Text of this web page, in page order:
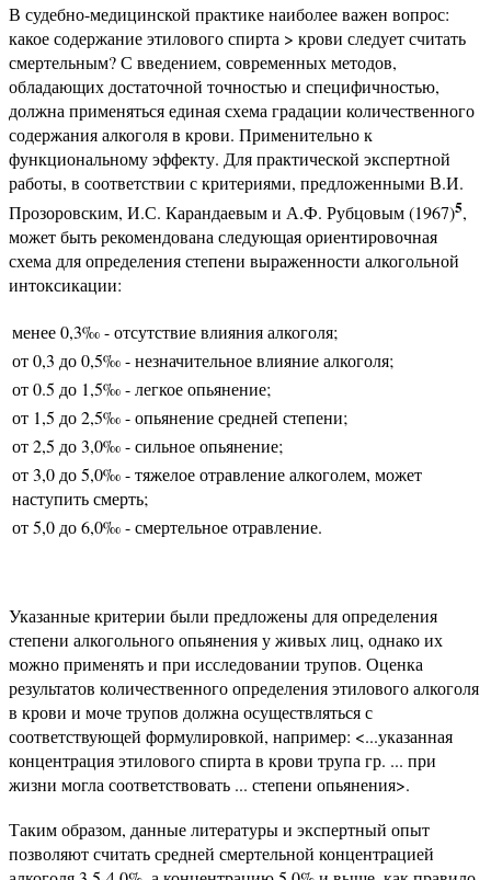
В судебно-медицинской практике наиболее важен вопрос:
какое содержание этилового спирта > крови следует считать
смертельным? С введением, современных методов,
обладающих достаточной точностью и специфичностью,
должна применяться единая схема градации количественного
содержания алкоголя в крови. Применительно к
функциональному эффекту. Для практической экспертной
работы, в соответствии с критериями, предложенными В.И.
Прозоровским, И.С. Карандаевым и А.Ф. Рубцовым (1967)5,
может быть рекомендована следующая ориентировочная
схема для определения степени выраженности алкогольной
интоксикации:
менее 0,3‰ - отсутствие влияния алкоголя;
от 0,3 до 0,5‰ - незначительное влияние алкоголя;
от 0.5 до 1,5‰ - легкое опьянение;
от 1,5 до 2,5‰ - опьянение средней степени;
от 2,5 до 3,0‰ - сильное опьянение;
от 3,0 до 5,0‰ - тяжелое отравление алкоголем, может
наступить смерть;
от 5,0 до 6,0‰ - смертельное отравление.
Указанные критерии были предложены для определения
степени алкогольного опьянения у живых лиц, однако их
можно применять и при исследовании трупов. Оценка
результатов количественного определения этилового алкоголя
в крови и моче трупов должна осуществляться с
соответствующей формулировкой, например: <...указанная
концентрация этилового спирта в крови трупа гр. ... при
жизни могла соответствовать ... степени опьянения>.
Таким образом, данные литературы и экспертный опыт
позволяют считать средней смертельной концентрацией